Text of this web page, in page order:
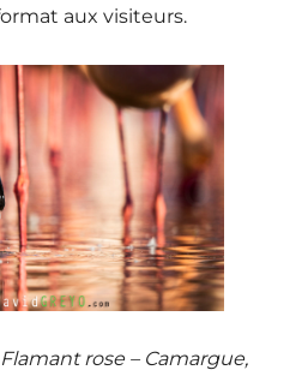
aux visiteurs.
rose – Camargue,